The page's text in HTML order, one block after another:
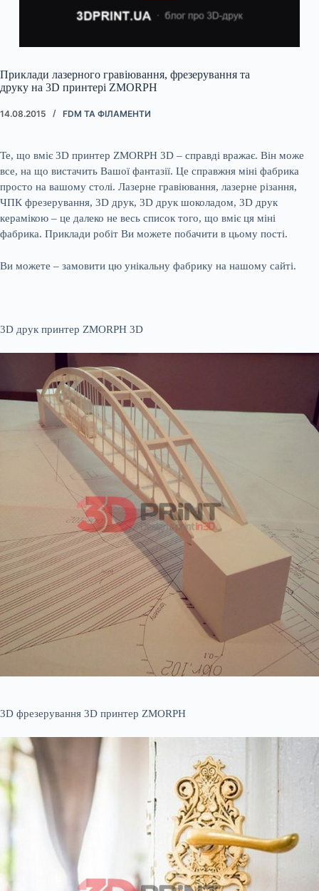
Приклади лазерного гравіювання, фрезерування та
друку на 3D принтері ZMORPH
14.08.2015 FDM ТА ФІЛАМЕНТИ
Те, що вміє 3D принтер ZMORPH 3D – справді вражає. Він може
все, на що вистачить Вашої фантазії. Це справжня міні фабрика
просто на вашому столі. Лазерне гравіювання, лазерне різання,
ЧПК фрезерування, 3D друк, 3D друк шоколадом, 3D друк
керамікою – це далеко не весь список того, що вміє ця міні
фабрика. Приклади робіт Ви можете побачити в цьому пості.
Ви можете – замовити цю унікальну фабрику на нашому сайті.
3D друк принтер ZMORPH 3D
3D фрезерування 3D принтер ZMORPH